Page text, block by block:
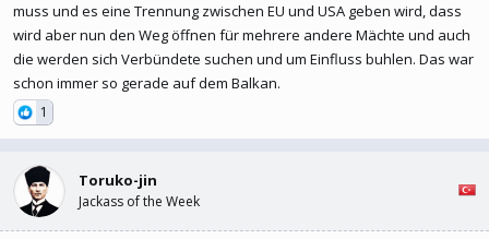
muss und es eine Trennung zwischen EU und USA geben wird, dass
wird aber nun den Weg öffnen für mehrere andere Mächte und auch
die werden sich Verbündete suchen und um Einfluss buhlen. Das war
schon immer so gerade auf dem Balkan.
1
Toruko-jin
Jackass of the Week